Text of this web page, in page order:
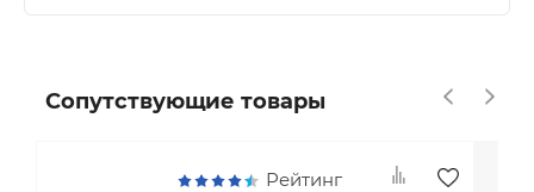
Сопутствующие товары
Рейтинг